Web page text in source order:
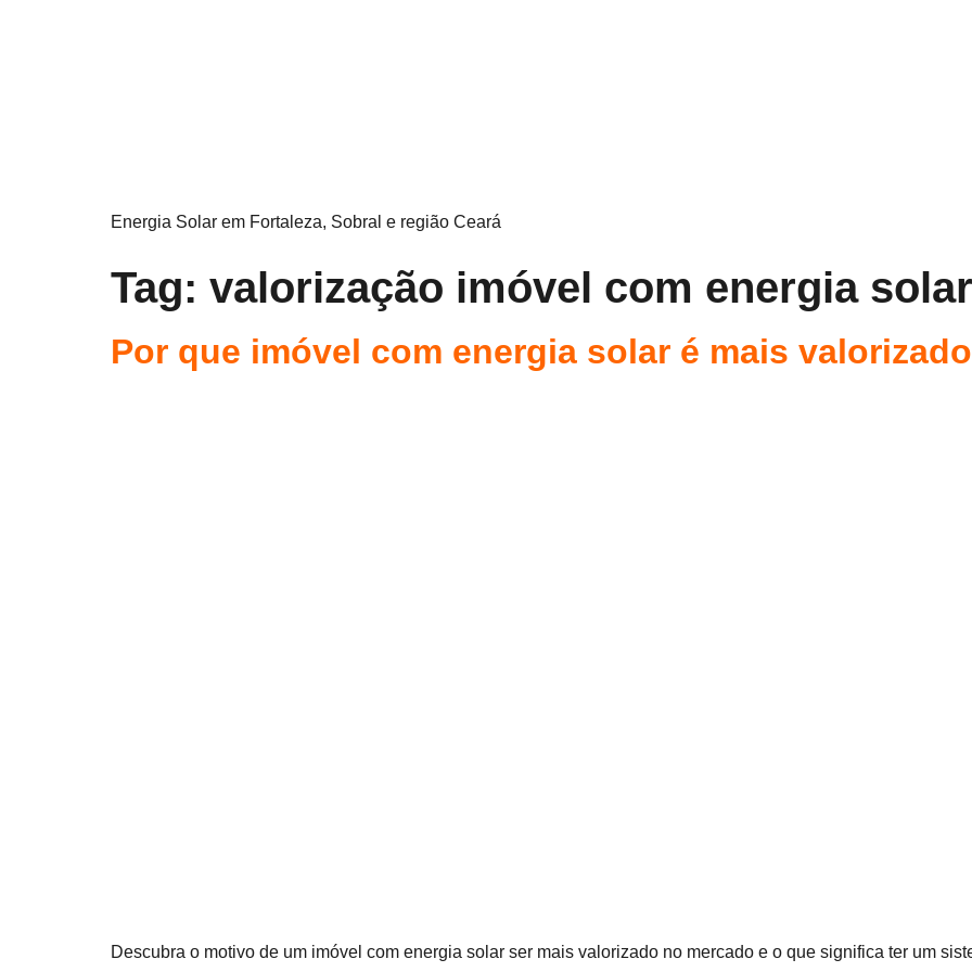
Energia Solar em Fortaleza, Sobral e região Ceará
Tag: valorização imóvel com energia solar
Por que imóvel com energia solar é mais
Descubra o motivo de um imóvel com energia solar ser mais valorizado no mercado e o que significa ter um